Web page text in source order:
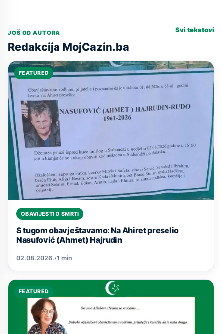
JOŠ OD AUTORA
Redakcija MojCazin.ba
Svi tekstovi
FEATURED
OBAVIJESTI O SMRTI
S tugom obavještavamo: Na Ahiret preselio
Nasufović (Ahmet) Hajrudin
02.08.2026.•1 min
FEATURED